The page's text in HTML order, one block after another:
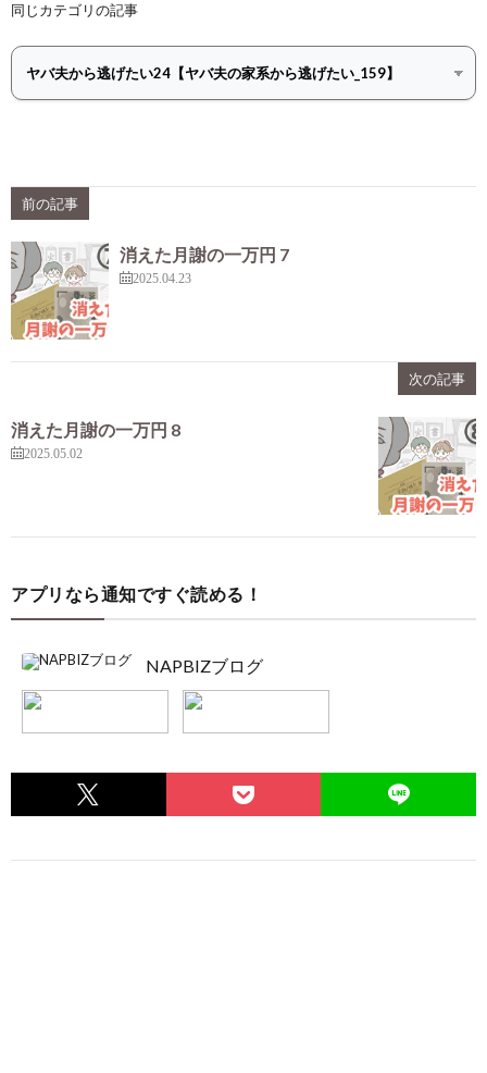
同じカテゴリの記事
前の記事
消えた月謝の一万円 7
2025.04.23
次の記事
消えた月謝の一万円 8
2025.05.02
アプリなら通知ですぐ読める！
NAPBIZブログ